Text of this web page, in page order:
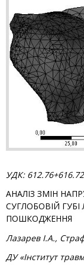
УДК:
АНАЛІЗ ЗМІ­Н
СУГЛОБОВІЙ
ПОШКОДЖЕННЯ
Лазарев І.А.,
ДУ «Інститут